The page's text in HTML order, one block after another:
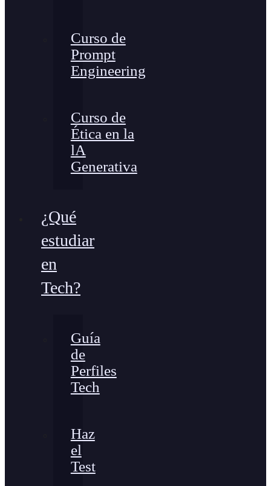
Curso de
Prompt
Engineering
Curso de
Ética en la
lA
Generativa
¿Qué
estudiar
en
Tech?
Guía
de
Perfiles
Tech
Haz
el
Test